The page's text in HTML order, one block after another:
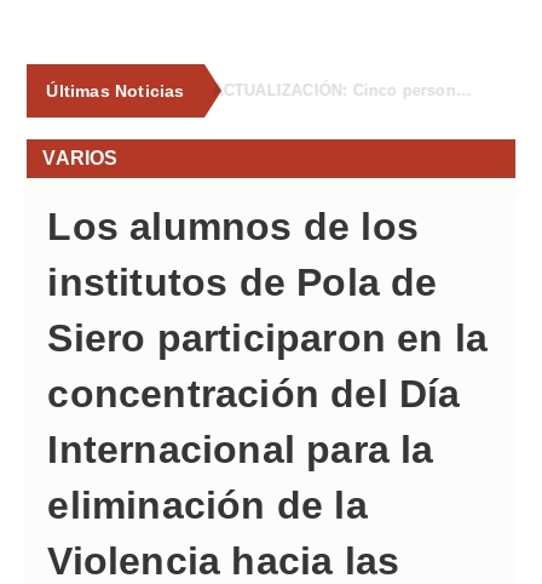
Últimas Noticias
VARIOS
Los alumnos de los
institutos de Pola de
Siero participaron en la
concentración del Día
Internacional para la
eliminación de la
Violencia hacia las